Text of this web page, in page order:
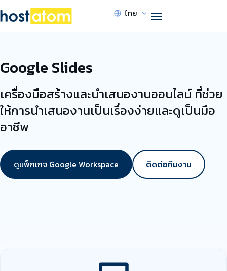
ไทย
Google Slides
เครื่องมือสร้างและนำเสนองานออนไลน์ ที่ช่วย
ให้การนำเสนองานเป็นเรื่องง่ายและดูเป็นมือ
อาชีพ
ดูแพ็กเกจ Google Workspace ติดต่อทีมงาน